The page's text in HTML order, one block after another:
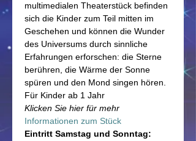
multimedialen Theaterstück befinden
sich die Kinder zum Teil mitten im
Geschehen und können die Wunder
des Universums durch sinnliche
Erfahrungen erforschen: die Sterne
berühren, die Wärme der Sonne
spüren und den Mond singen hören.
Für Kinder ab 1 Jahr
Klicken Sie hier für mehr
Informationen zum Stück
Eintritt Samstag und Sonntag: